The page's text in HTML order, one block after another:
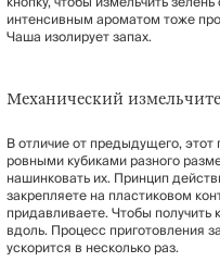
интенсивным ароматом тоже
Чаша изолирует запах.
Механический
В отличие от предыдущего,
ровными кубиками разного
нашинковать их. Принцип
закрепляете на пластиковом
придавливаете. Чтобы получить
вдоль. Процесс приготовления
ускорится в несколько раз.